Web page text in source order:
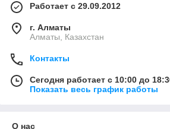
Работает с 29.09.2012
г. Алматы
Алматы, Казахстан
Контакты
Сегодня работает с 10:00 до
Показать весь график работы
О нас